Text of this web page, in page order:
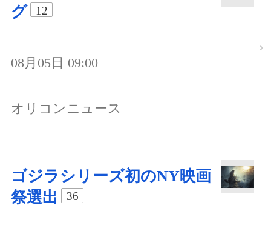
グ
12
08月05日 09:00
オリコンニュース
ゴジラシリーズ初のNY映画
祭選出
36